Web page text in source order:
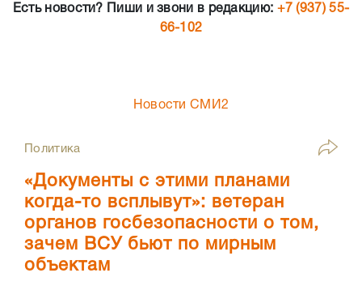
Есть новости? Пиши и звони в редакцию: +7 (937) 55-
66-102
Новости СМИ2
Политика
«Документы с этими планами
когда-то всплывут»: ветеран
органов госбезопасности о том,
зачем ВСУ бьют по мирным
объектам